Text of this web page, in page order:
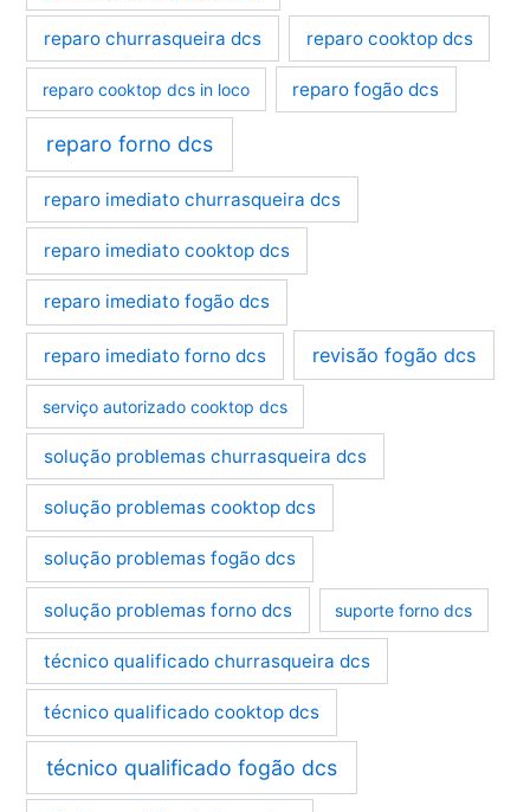
reparo churrasqueira dcs reparo cooktop dcs
reparo cooktop dcs in loco reparo fogão dcs
reparo forno dcs
reparo imediato churrasqueira dcs
reparo imediato cooktop dcs
reparo imediato fogão dcs
reparo imediato forno dcs revisão fogão dcs
serviço autorizado cooktop dcs
solução problemas churrasqueira dcs
solução problemas cooktop dcs
solução problemas fogão dcs
solução problemas forno dcs suporte forno dcs
técnico qualificado churrasqueira dcs
técnico qualificado cooktop dcs
técnico qualificado fogão dcs